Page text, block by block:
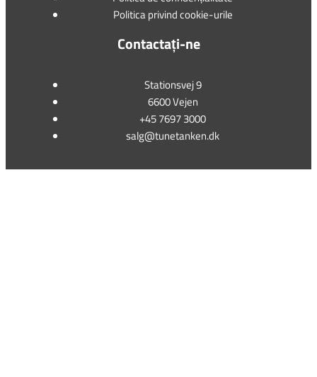
Politica privind cookie-urile
Contactați-ne
Stationsvej 9
6600 Vejen
+45 7697 3000
salg@tunetanken.dk